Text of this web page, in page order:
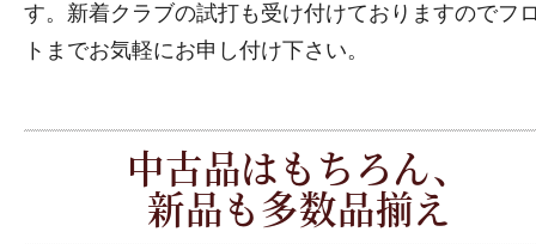
す。新着クラブの試打も受け付けておりますのでフ
トまでお気軽にお申し付け下さい。
中古品はもちろん、
新品も多数品揃え